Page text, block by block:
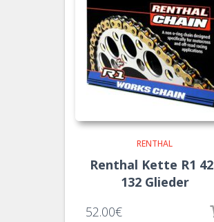
RENTHAL
Renthal Kette R1
132 Glieder
52.00€